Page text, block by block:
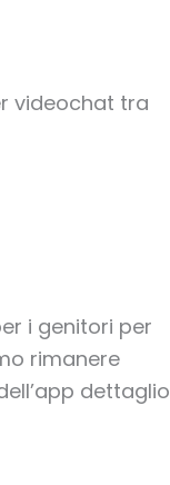
videochat tra
i genitori per
rimanere
dettaglio